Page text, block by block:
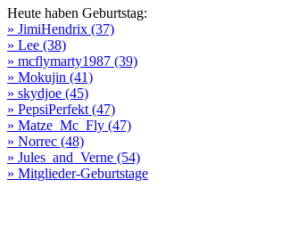
Heute haben Geburtstag:
» JimiHendrix (37)
» Lee (38)
» mcflymarty1987 (39)
» Mokujin (41)
» skydjoe (45)
» PepsiPerfekt (47)
» Matze_Mc_Fly (47)
» Norrec (48)
» Jules_and_Verne (54)
» Mitglieder-Geburtstage